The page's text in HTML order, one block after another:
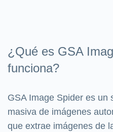
¿Qué es GSA
funciona?
GSA Image Spider es un
masiva de imágenes
que extrae imágenes de